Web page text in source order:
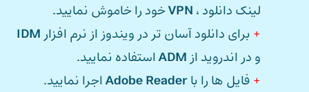
لینک دانلود ، VPNخود را خاموش نمایید.
+ برای دانلود آسان تر در ویندوز از نرم افزار IDM
و در اندروید از ADMاستفاده نمایید.
+ فایل ها را باAdobe Readerاجرا نمایید.